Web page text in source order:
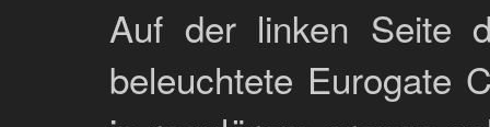
Auf der linken Seite
beleuchtete Eurogate